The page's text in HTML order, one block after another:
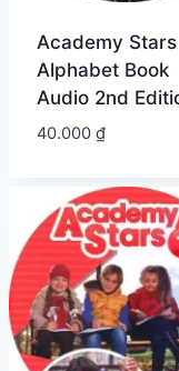
Academy Stars
Alphabet Book
Audio 2nd
40.000 ₫